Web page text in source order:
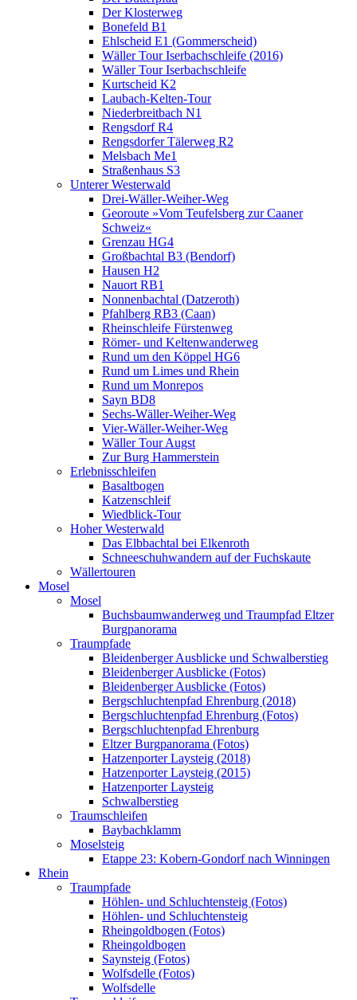
Der Klosterweg
Bonefeld B1
Ehlscheid E1 (Gommerscheid)
Wäller Tour Iserbachschleife (2016)
Wäller Tour Iserbachschleife
Kurtscheid K2
Laubach-Kelten-Tour
Niederbreitbach N1
Rengsdorf R4
Rengsdorfer Tälerweg R2
Melsbach Me1
Straßenhaus S3
Unterer Westerwald
Drei-Wäller-Weiher-Weg
Georoute »Vom Teufelsberg zur Caaner
Schweiz«
Grenzau HG4
Großbachtal B3 (Bendorf)
Hausen H2
Nauort RB1
Nonnenbachtal (Datzeroth)
Pfahlberg RB3 (Caan)
Rheinschleife Fürstenweg
Römer- und Keltenwanderweg
Rund um den Köppel HG6
Rund um Limes und Rhein
Rund um Monrepos
Sayn BD8
Sechs-Wäller-Weiher-Weg
Vier-Wäller-Weiher-Weg
Wäller Tour Augst
Zur Burg Hammerstein
Erlebnisschleifen
Basaltbogen
Katzenschleif
Wiedblick-Tour
Hoher Westerwald
Das Elbbachtal bei Elkenroth
Schneeschuhwandern auf der Fuchskaute
Wällertouren
Mosel
Mosel
Buchsbaumwanderweg und Traumpfad Eltzer
Burgpanorama
Traumpfade
Bleidenberger Ausblicke und Schwalberstieg
Bleidenberger Ausblicke (Fotos)
Bleidenberger Ausblicke (Fotos)
Bergschluchtenpfad Ehrenburg (2018)
Bergschluchtenpfad Ehrenburg (Fotos)
Bergschluchtenpfad Ehrenburg
Eltzer Burgpanorama (Fotos)
Hatzenporter Laysteig (2018)
Hatzenporter Laysteig (2015)
Hatzenporter Laysteig
Schwalberstieg
Traumschleifen
Baybachklamm
Moselsteig
Etappe 23: Kobern-Gondorf nach Winningen
Rhein
Traumpfade
Höhlen- und Schluchtensteig (Fotos)
Höhlen- und Schluchtensteig
Rheingoldbogen (Fotos)
Rheingoldbogen
Saynsteig (Fotos)
Wolfsdelle (Fotos)
Wolfsdelle